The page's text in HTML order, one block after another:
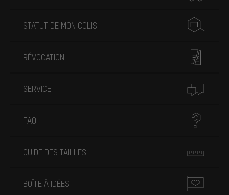
STATUT DE MON COLIS
RÉVOCATION
SERVICE
FAQ
GUIDE DES TAILLES
BOÎTE À IDÉES